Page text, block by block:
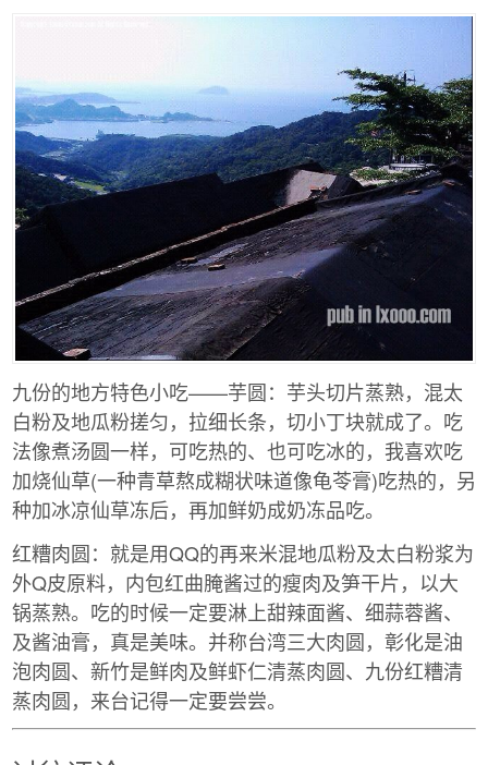
九份的地方特色小吃——芋圆：芋头切片蒸熟，混太
白粉及地瓜粉搓匀，拉细长条，切小丁块就成了。吃
法像煮汤圆一样，可吃热的、也可吃冰的，我喜欢吃
加烧仙草(一种青草熬成糊状味道像龟苓膏)吃热的，另
种加冰凉仙草冻后，再加鲜奶成奶冻品吃。
红糟肉圆：就是用QQ的再来米混地瓜粉及太白粉浆为
外Q皮原料，内包红曲腌酱过的瘦肉及笋干片，以大
锅蒸熟。吃的时候一定要淋上甜辣面酱、细蒜蓉酱、
及酱油膏，真是美味。并称台湾三大肉圆，彰化是油
泡肉圆、新竹是鲜肉及鲜虾仁清蒸肉圆、九份红糟清
蒸肉圆，来台记得一定要尝尝。